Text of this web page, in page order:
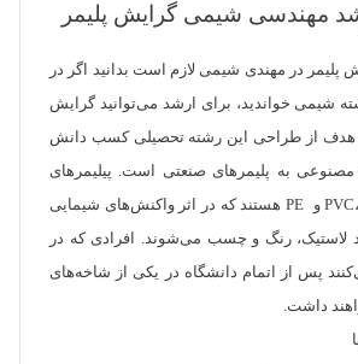
مهندسی شیمی گرایش پلیمر
پلیمر در مهندی شیمی لازم است بدانید اگر در
شیمی خواندید، برای ارشد می‌توانید گرایش
هدف از طراحی این رشته تحصیلی کسب دانش
مصنوعی به پلیمرهای صنعتی است. پیلیمر‌های
خام موادی مانند PVC، PP و PE هستند که در اثر واکنش‌های شیمایی
لاستیک، رنگ و چسب می‌شوند. افرادی که در
پس از اتمام دانشگاه در یکی از شاخه‌های
داشت.